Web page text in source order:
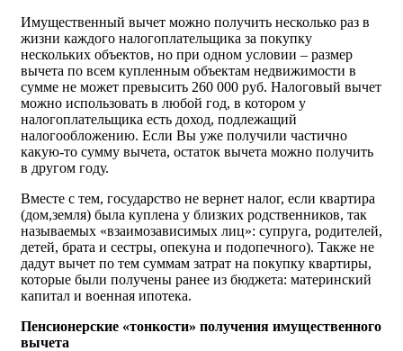
Имущественный вычет можно получить несколько раз в
жизни каждого налогоплательщика за покупку
нескольких объектов, но при одном условии – размер
вычета по всем купленным объектам недвижимости в
сумме не может превысить 260 000 руб. Налоговый вычет
можно использовать в любой год, в котором у
налогоплательщика есть доход, подлежащий
налогообложению. Если Вы уже получили частично
какую-то сумму вычета, остаток вычета можно получить
в другом году.
Вместе с тем, государство не вернет налог, если квартира
(дом,земля) была куплена у близких родственников, так
называемых «взаимозависимых лиц»: супруга, родителей,
детей, брата и сестры, опекуна и подопечного). Также не
дадут вычет по тем суммам затрат на покупку квартиры,
которые были получены ранее из бюджета: материнский
капитал и военная ипотека.
Пенсионерские «тонкости» получения имущественного
вычета